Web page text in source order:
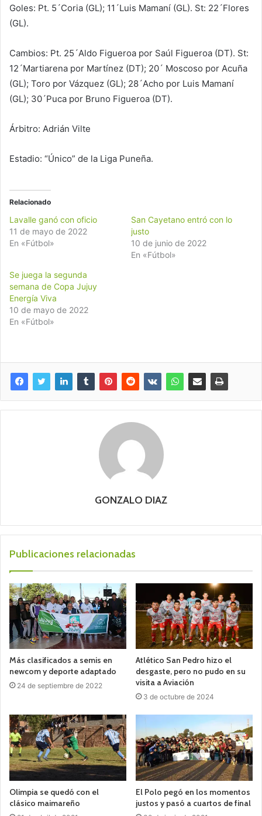
Goles: Pt. 5´Coria (GL); 11´Luis Mamaní (GL). St: 22´Flores
(GL).
Cambios: Pt. 25´Aldo Figueroa por Saúl Figueroa (DT). St:
12´Martiarena por Martínez (DT); 20´ Moscoso por Acuña
(GL); Toro por Vázquez (GL); 28´Acho por Luis Mamaní
(GL); 30´Puca por Bruno Figueroa (DT).
Árbitro: Adrián Vilte
Estadio: “Único” de la Liga Puneña.
Relacionado
Lavalle ganó con oficio
11 de mayo de 2022
En «Fútbol»
San Cayetano entró con lo
justo
10 de junio de 2022
En «Fútbol»
Se juega la segunda
semana de Copa Jujuy
Energía Viva
10 de mayo de 2022
En «Fútbol»
GONZALO DIAZ
Publicaciones relacionadas
Más clasificados a semis en
newcom y deporte adaptado
24 de septiembre de 2022
Atlético San Pedro hizo el
desgaste, pero no pudo en su
visita a Aviación
3 de octubre de 2024
Olimpia se quedó con el
clásico maimareño
El Polo pegó en los momentos
justos y pasó a cuartos de final